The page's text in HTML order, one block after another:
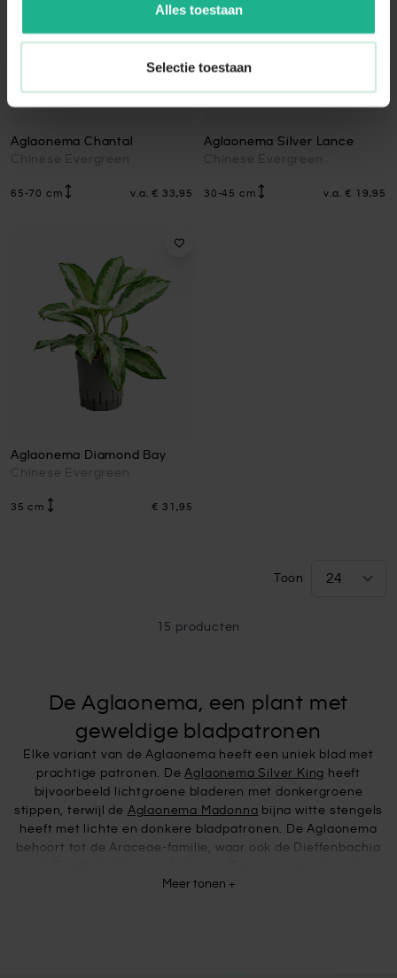
Alles toestaan
Selectie toestaan
Aglaonema Chantal
Chinese Evergreen
65-70 cm v.a. € 33,95
Aglaonema Silver Lance
Chinese Evergreen
30-45 cm v.a. € 19,95
Aglaonema Diamond Bay
Chinese Evergreen
35 cm € 31,95
Toon
15 producten
De Aglaonema, een plant met
geweldige bladpatronen
Elke variant van de Aglaonema heeft een uniek blad met
prachtige patronen. DeAglaonema Silver King heeft
bijvoorbeeld lichtgroene bladeren met donkergroene
stippen, terwijl de Aglaonema Madonna bijna witte stengels
heeft met lichte en donkere bladpatronen. De Aglaonema
behoort tot de Araceae-familie, waar ook de Dieffenbachia
Zuid-Oost Azië. Met name in Indonesië groeit de plant veel
Meer tonen +